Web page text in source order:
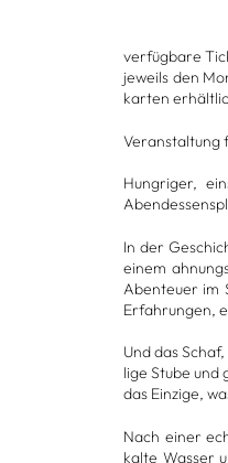
ver­füg­bare
jeweils den
kar­ten
Ver­an­stal­tung
Hung­ri­ger,
In der
einem
Aben­teuer im
Erfah­run­gen,
Und das
lige Stube und
das Ein­zige,
Nach einer
kalte Was­ser